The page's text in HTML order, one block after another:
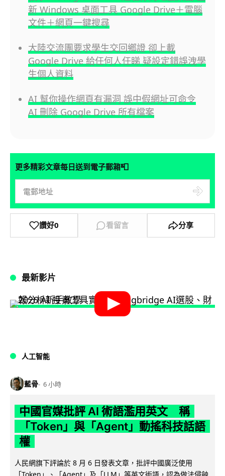
新 Windows 桌面工具 Google Drive＋電腦
文件＋網頁一鍵搜尋
大陸交流團要求學生交回鄉證 卻上載
Google Drive 給任何人任睇 疑設定錯誤洩學
生個人資料
AI 幫你操作網頁有漏洞 誤中假網址可命令
AI 刪除 Google Drive 所有檔案
更多精彩文章每日送到電子郵箱📮
讚好0 看留言 分享
最新影片
人工智能
藍骨 6 小時
中國官媒批評 AI 術語濫用英文 稱
「Token」與「Agent」動搖科技話語
權
人民網旗下評論於 8 月 6 日發表文章，批評中國廣泛使用